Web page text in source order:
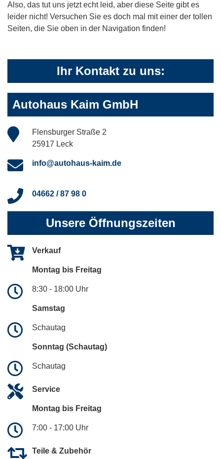
Also, das tut uns jetzt echt leid, aber diese Seite gibt es
leider nicht! Versuchen Sie es doch mal mit einer der tollen
Seiten, die Sie oben in der Navigation finden!
Ihr Kontakt zu uns:
Autohaus Kaim GmbH
Flensburger Straße 2
25917 Leck
info@autohaus-kaim.de
04662 / 87 98 0
Unsere Öffnungszeiten
Verkauf
Montag bis Freitag
8:30 - 18:00 Uhr
Samstag
Schautag
Sonntag (Schautag)
Schautag
Service
Montag bis Freitag
7:00 - 17:00 Uhr
Teile & Zubehör